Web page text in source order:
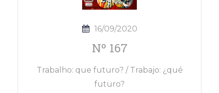
16/09/2020
Nº 167
Trabalho: que futuro? / Trabajo: ¿qué
futuro?